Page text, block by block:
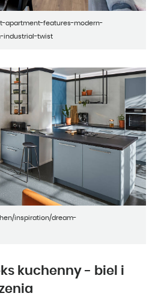
apartment-features-modern-
industrial-twist
inspiration/dream-
kuchenny - biel i